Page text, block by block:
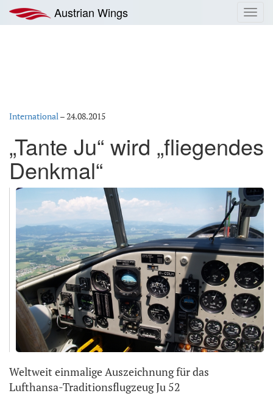
Inhalt
springen
Austrian Wings
International–24.08.2015
„Tante Ju“ wird „fliegendes
Denkmal“
Weltweit einmalige Auszeichnung für das
Lufthansa-Traditionsflugzeug Ju 52